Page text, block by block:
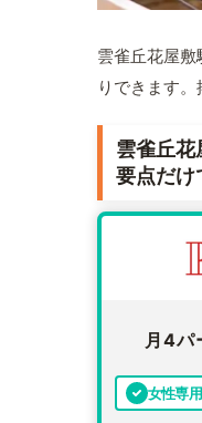
雲雀丘花屋
りできます
雲雀丘花
要点だけ
月4パ
女性専用